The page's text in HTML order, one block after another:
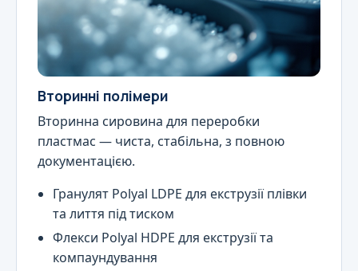
Вторинні полімери
Вторинна сировина для переробки
пластмас — чиста, стабільна, з повною
документацією.
Гранулят Polyal LDPE для екструзії плівки
та лиття під тиском
Флекси Polyal HDPE для екструзії та
компаундування